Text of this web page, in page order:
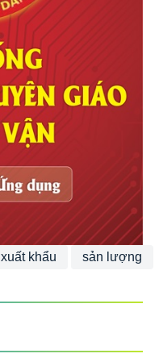
xuất khẩu sản lượng